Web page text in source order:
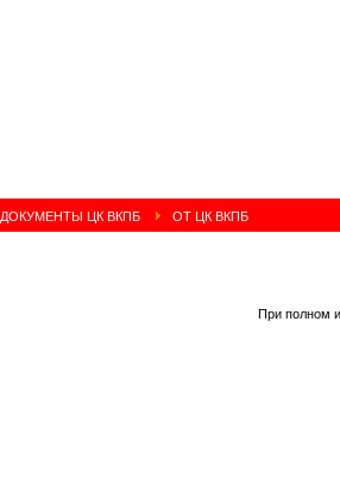
ДОКУМЕНТЫ ЦК ВКПБ ОТ ЦК ВКПБ
При полном